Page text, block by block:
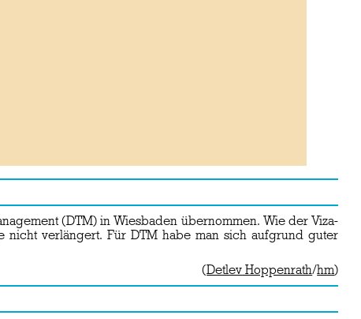
(DTM) in Wiesbaden übernommen. Wie der Viza-
verlängert. Für DTM habe man sich aufgrund guter
(Detlev Hoppenrath/hm)